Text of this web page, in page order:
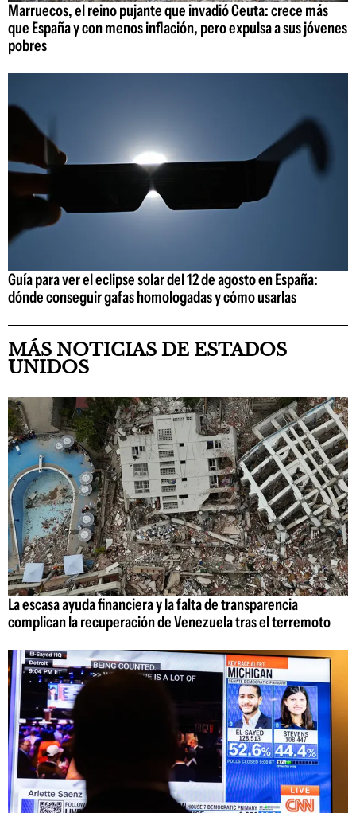
Marruecos, el reino pujante que invadió Ceuta: crece más
que España y con menos inflación, pero expulsa a sus jóvenes
pobres
Guía para ver el eclipse solar del 12 de agosto en España:
dónde conseguir gafas homologadas y cómo usarlas
MÁS NOTICIAS DE ESTADOS
UNIDOS
La escasa ayuda financiera y la falta de transparencia
complican la recuperación de Venezuela tras el terremoto